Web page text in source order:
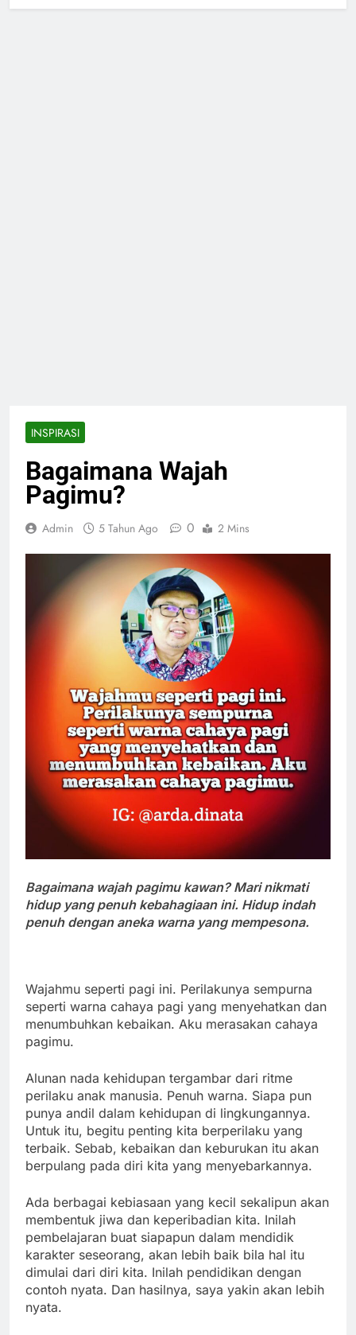
INSPIRASI
Bagaimana Wajah
Pagimu?
Admin 5 Tahun Ago 0 2 Mins
Bagaimana wajah pagimu kawan? Mari nikmati
hidup yang penuh kebahagiaan ini. Hidup indah
penuh dengan aneka warna yang mempesona.
Wajahmu seperti pagi ini. Perilakunya sempurna
seperti warna cahaya pagi yang menyehatkan dan
menumbuhkan kebaikan. Aku merasakan cahaya
pagimu.
Alunan nada kehidupan tergambar dari ritme
perilaku anak manusia. Penuh warna. Siapa pun
punya andil dalam kehidupan di lingkungannya.
Untuk itu, begitu penting kita berperilaku yang
terbaik. Sebab, kebaikan dan keburukan itu akan
berpulang pada diri kita yang menyebarkannya.
Ada berbagai kebiasaan yang kecil sekalipun akan
membentuk jiwa dan keperibadian kita. Inilah
pembelajaran buat siapapun dalam mendidik
karakter seseorang, akan lebih baik bila hal itu
dimulai dari diri kita. Inilah pendidikan dengan
contoh nyata. Dan hasilnya, saya yakin akan lebih
nyata.